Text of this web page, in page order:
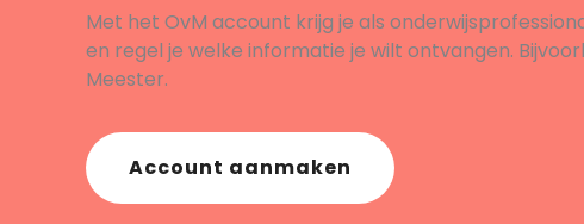
Met het OvM account krijg je als
en regel je welke informatie je wilt ontvangen.
Meester.
Account aanmaken